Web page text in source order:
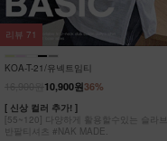
KOA-T-21/유넥트임티
36%
10,900원
[ 신상 컬러 추가! ]
[55~120] 다양하게 활용할수있는 슬라브
반팔티셔츠 #NAK MADE.
리뷰 71